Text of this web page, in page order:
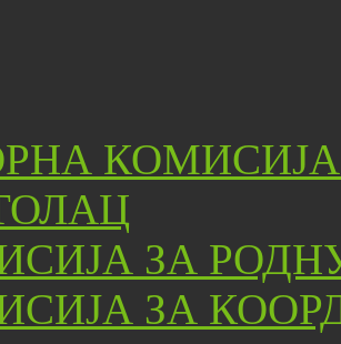
ЗА
ЗА